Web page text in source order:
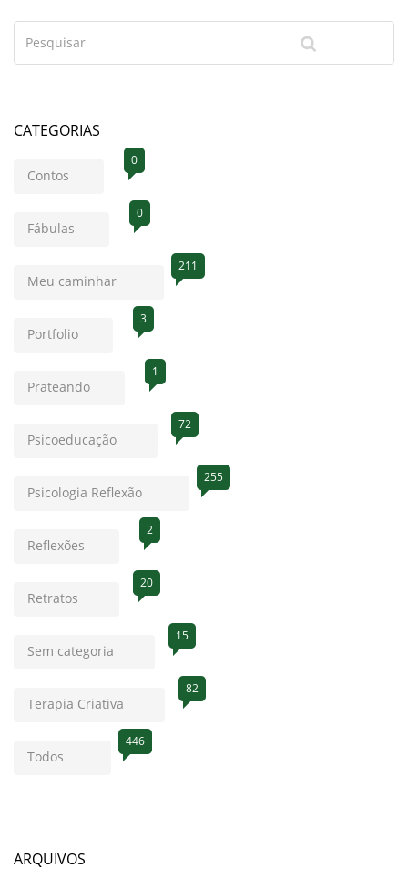
CATEGORIAS
Contos
0
Fábulas
0
Meu caminhar
211
Portfolio
3
Prateando
1
Psicoeducação
72
Psicologia Reflexão
255
Reflexões
2
Retratos
20
Sem categoria
15
Terapia Criativa
82
Todos
446
ARQUIVOS